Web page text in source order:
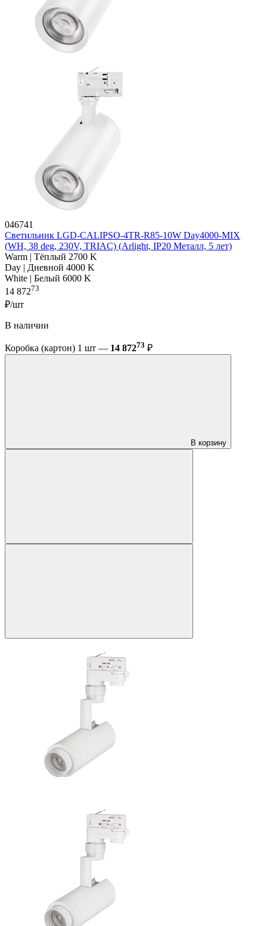
046741
Светильник LGD-CALIPSO-4TR-R85-10W Day4000-MIX
(WH, 38 deg, 230V, TRIAC) (Arlight, IP20 Металл, 5 лет)
Warm | Тёплый 2700 K
Day | Дневной 4000 K
White | Белый 6000 K
14 87273
₽/шт
В наличии
Коробка (картон) 1 шт — 14 87273 ₽
В корзину